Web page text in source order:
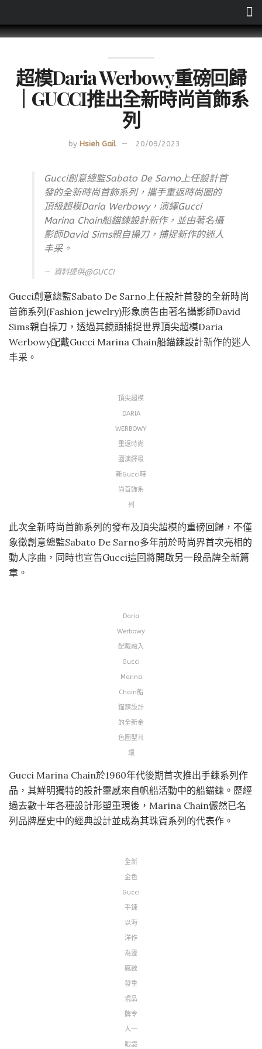
超模Daria Werbowy重磅回歸
｜GUCCI推出全新時尚首飾系
列
by Hsieh Gail 20/09/2023
Gucci創意總監Sabato De Sarno上任設計首
發的全新時尚首飾系列，攜手重返時尚圈的
頂級超模Daria Werbowy，演繹Gucci
Marina Chain船錨鍊設計新作，並由著名攝
影師David Sims親自操刀，捕捉新作的迷人
丰采。
資料提供@GUCCI
Gucci創意總監Sabato De Sarno上任設計首發的全新時尚
首飾系列(Fashion jewelry)形象廣告由著名攝影師David
Sims親自操刀，透過其鏡頭捕捉世界頂尖超模Daria
Werbowy配戴Gucci Marina Chain船錨鍊設計新作的迷人
丰采。
頂尖超模
DARIA
WERBOWY
重返時尚
圈演繹最
新Gucci時
尚首飾系
列
此次全新時尚首飾系列的發布及頂尖超模的重磅回歸，不僅
象徵創意總監Sabato De Sarno多年前於時尚界首次亮相的
動人序曲，同時也宣告Gucci這回將開啟另一段品牌全新篇
章。
Daria
Werbowy
配戴融入
Gucci
Marina
Chain船
錨鍊設計
的全新金
色圈型耳
環
Gucci Marina Chain於1960年代後期首次推出手鍊系列作
品，其鮮明獨特的設計靈感來自帆船活動中的船錨鍊。歷經
過去數十年各種設計形塑重現後，Marina Chain儼然已名
列品牌歷史中的經典設計並成為其珠寶系列的代表作。
全新
金色
Gucci
手鍊
以海
洋作
為靈
感啟
發重
現品
牌令
人一
眼識